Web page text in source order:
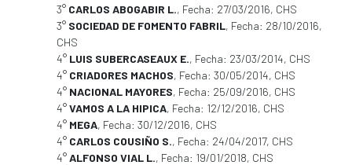
3° CARLOS ABOGABIR L., Fecha: 27/03/2016, CHS
3° SOCIEDAD DE FOMENTO FABRIL, Fecha: 28/10/2016,
CHS
4° LUIS SUBERCASEAUX E., Fecha: 23/03/2014, CHS
4° CRIADORES MACHOS, Fecha: 30/05/2014, CHS
4° NACIONAL MAYORES, Fecha: 25/09/2016, CHS
4°VAMOS A LA HIPICA, Fecha: 12/12/2016, CHS
4° MEGA, Fecha: 30/12/2016, CHS
4° CARLOS COUSIÑO S., Fecha: 24/04/2017, CHS
4°ALFONSO VIAL L., Fecha: 19/01/2018, CHS